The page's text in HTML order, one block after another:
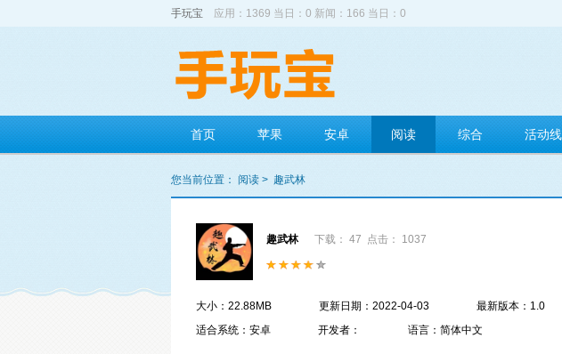
手玩宝 应用：1369 当日：0 新闻：166 当日：0
首页 苹果 安卓 阅读 综合 活动
您当前位置： 阅读 > 趣武林
趣武林 下载： 47 点击： 1037
大小：22.88MB 更新日期：2022-04-03
最新版本：1.0
适合系统：安卓
开发者： 语言：简体中文